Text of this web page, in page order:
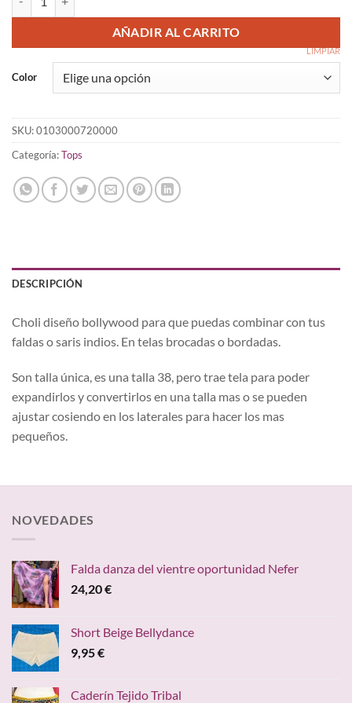
desde
15,95 €
hasta
19,95 €
AÑADIR AL CARRITO
Color
LIMPIAR
SKU:0103000720000
Categoría:Tops
DESCRIPCIÓN
Choli diseño bollywood para que puedas combinar con tus
faldas o saris indios. En telas brocadas o bordadas.
Son talla única, es una talla 38, pero trae tela para poder
expandirlos y convertirlos en una talla mas o se pueden
ajustar cosiendo en los laterales para hacer los mas
pequeños.
NOVEDADES
Falda danza del vientre oportunidad Nefer
24,20€
Short Beige Bellydance
9,95€
Caderín Tejido Tribal